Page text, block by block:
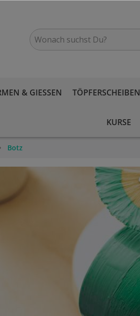
& GIESSEN TÖPFERSCHEIBEN
KURSE
Botz